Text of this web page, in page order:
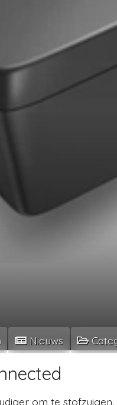
Nieuws
om te